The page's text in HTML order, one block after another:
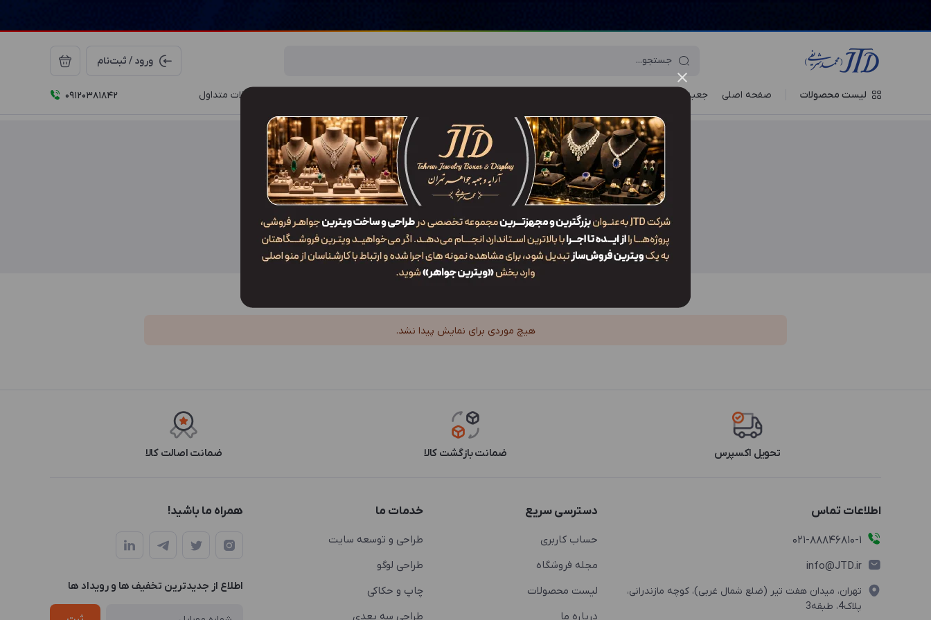
ورود / ثبت‌نام
لیست محصولات صفحه اصلی جعبه‌ ها سوالات متداول 09120381842
آرایه و جعبه جواهر تهران خدمات ما / چاپ و حک لیزری / چاپ لیزری
چاپ لیزری
هیچ موردی برای نمایش پیدا نشد.
تحویل اکسپرس ضمانت بازگشت کالا ضمانت اصالت کالا
اطلاعات تماس
021-88846810-1
info@JTD.ir
تهران، میدان هفت تیر (ضلع شمال غربی)، کوچه مازندرانی،
پلاک4، طبقه3
دسترسی سریع
حساب کاربری
مجله فروشگاه
لیست محصولات
درباره ما
خدمات ما
طراحی و توسعه سایت
طراحی لوگو
چاپ و حکاکی
طراحی سه بعدی
همراه ما باشید!
اطلاع از جدیدترین تخفیف ها و رویداد ها